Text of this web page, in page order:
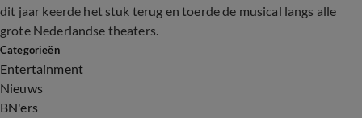
dit jaar keerde het stuk terug en toerde de musical langs alle
grote Nederlandse theaters.
Categorieën
Entertainment
Nieuws
BN'ers